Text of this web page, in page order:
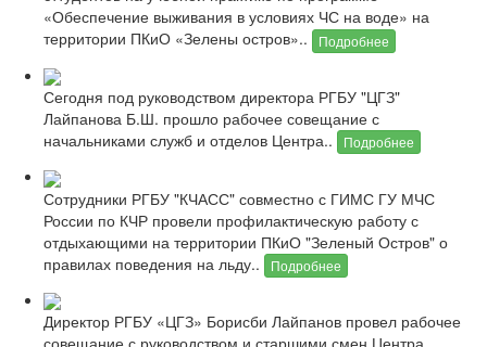
«Обеспечение выживания в условиях ЧС на воде» на
территории ПКиО «Зелены остров»..
Подробнее
Сегодня под руководством директора РГБУ "ЦГЗ"
Лайпанова Б.Ш. прошло рабочее совещание с
начальниками служб и отделов Центра..
Подробнее
Сотрудники РГБУ "КЧАСС" совместно с ГИМС ГУ МЧС
России по КЧР провели профилактическую работу с
отдыхающими на территории ПКиО "Зеленый Остров" о
правилах поведения на льду..
Подробнее
Директор РГБУ «ЦГЗ» Борисби Лайпанов провел рабочее